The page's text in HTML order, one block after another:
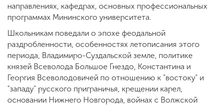
направлениях, кафедрах, основных профессиональных
программах Мининского университета.
Школьникам поведали о эпохе феодальной
раздробленности, особенностях летописания этого
периода, Владимиро-Суздальской земле, политике
князей Всеволода Большое Гнездо, Константина и
Георгия Всеволодовичей по отношению к "востоку" и
"западу" русского приграничья, крещении карел,
основании Нижнего Новгорода, войнах с Волжской